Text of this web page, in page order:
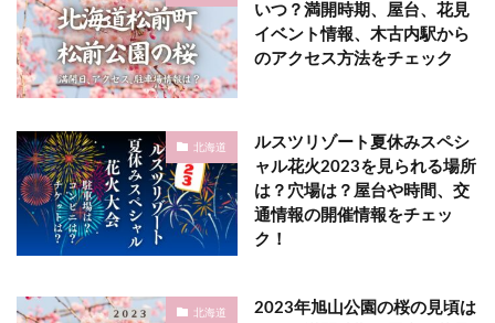
いつ？満開時期、屋台、花見
イベント情報、木古内駅から
のアクセス方法をチェック
北海道
ルスツリゾート夏休みスペシ
ャル花火2023を見られる場所
は？穴場は？屋台や時間、交
通情報の開催情報をチェッ
ク！
北海道
2023年旭山公園の桜の見頃は